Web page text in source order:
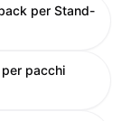
per Stand-
pacchi